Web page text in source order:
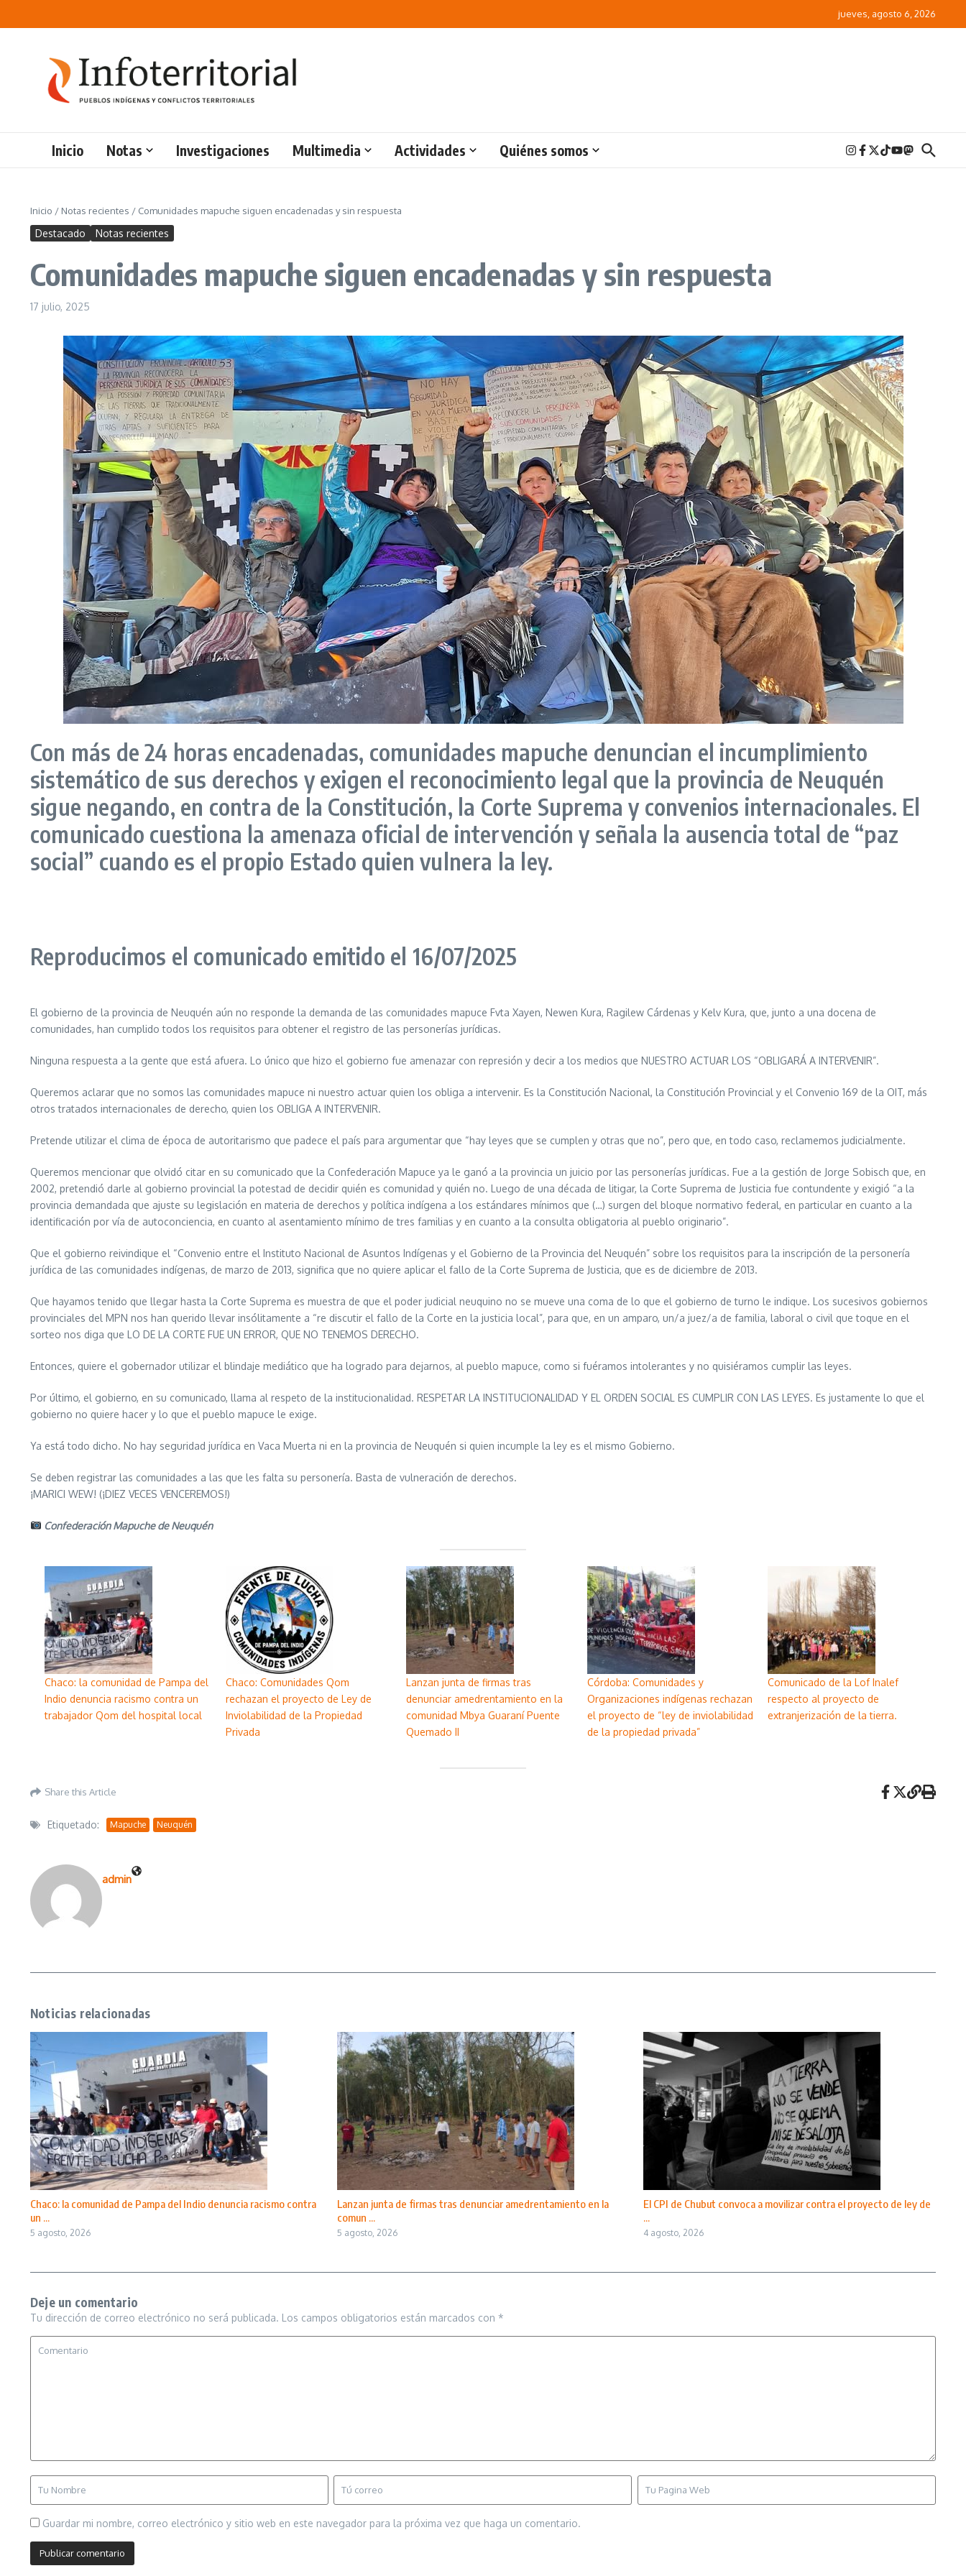
jueves, agosto 6, 2026
Inicio Notas Investigaciones Multimedia Actividades Quiénes somos
Inicio / Notas recientes / Comunidades mapuche siguen encadenadas y sin respuesta
Destacado Notas recientes
Comunidades mapuche siguen encadenadas y sin respuesta
17 julio, 2025
Con más de 24 horas encadenadas, comunidades mapuche denuncian el incumplimiento
sistemático de sus derechos y exigen el reconocimiento legal que la provincia de Neuquén
sigue negando, en contra de la Constitución, la Corte Suprema y convenios internacionales. El
comunicado cuestiona la amenaza oficial de intervención y señala la ausencia total de “paz
social” cuando es el propio Estado quien vulnera la ley.
Reproducimos el comunicado emitido el 16/07/2025
El gobierno de la provincia de Neuquén aún no responde la demanda de las comunidades mapuce Fvta Xayen, Newen Kura, Ragilew Cárdenas y Kelv Kura, que, junto a una docena de
comunidades, han cumplido todos los requisitos para obtener el registro de las personerías jurídicas.
Ninguna respuesta a la gente que está afuera. Lo único que hizo el gobierno fue amenazar con represión y decir a los medios que NUESTRO ACTUAR LOS “OBLIGARÁ A INTERVENIR”.
Queremos aclarar que no somos las comunidades mapuce ni nuestro actuar quien los obliga a intervenir. Es la Constitución Nacional, la Constitución Provincial y el Convenio 169 de la OIT, más
otros tratados internacionales de derecho, quien los OBLIGA A INTERVENIR.
Pretende utilizar el clima de época de autoritarismo que padece el país para argumentar que “hay leyes que se cumplen y otras que no”, pero que, en todo caso, reclamemos judicialmente.
Queremos mencionar que olvidó citar en su comunicado que la Confederación Mapuce ya le ganó a la provincia un juicio por las personerías jurídicas. Fue a la gestión de Jorge Sobisch que, en
2002, pretendió darle al gobierno provincial la potestad de decidir quién es comunidad y quién no. Luego de una década de litigar, la Corte Suprema de Justicia fue contundente y exigió “a la
provincia demandada que ajuste su legislación en materia de derechos y política indígena a los estándares mínimos que (…) surgen del bloque normativo federal, en particular en cuanto a la
identificación por vía de autoconciencia, en cuanto al asentamiento mínimo de tres familias y en cuanto a la consulta obligatoria al pueblo originario”.
Que el gobierno reivindique el “Convenio entre el Instituto Nacional de Asuntos Indígenas y el Gobierno de la Provincia del Neuquén” sobre los requisitos para la inscripción de la personería
jurídica de las comunidades indígenas, de marzo de 2013, significa que no quiere aplicar el fallo de la Corte Suprema de Justicia, que es de diciembre de 2013.
Que hayamos tenido que llegar hasta la Corte Suprema es muestra de que el poder judicial neuquino no se mueve una coma de lo que el gobierno de turno le indique. Los sucesivos gobiernos
provinciales del MPN nos han querido llevar insólitamente a “re discutir el fallo de la Corte en la justicia local”, para que, en un amparo, un/a juez/a de familia, laboral o civil que toque en el
sorteo nos diga que LO DE LA CORTE FUE UN ERROR, QUE NO TENEMOS DERECHO.
Entonces, quiere el gobernador utilizar el blindaje mediático que ha logrado para dejarnos, al pueblo mapuce, como si fuéramos intolerantes y no quisiéramos cumplir las leyes.
Por último, el gobierno, en su comunicado, llama al respeto de la institucionalidad. RESPETAR LA INSTITUCIONALIDAD Y EL ORDEN SOCIAL ES CUMPLIR CON LAS LEYES. Es justamente lo que el
gobierno no quiere hacer y lo que el pueblo mapuce le exige.
Ya está todo dicho. No hay seguridad jurídica en Vaca Muerta ni en la provincia de Neuquén si quien incumple la ley es el mismo Gobierno.
Se deben registrar las comunidades a las que les falta su personería. Basta de vulneración de derechos.
¡MARICI WEW! (¡DIEZ VECES VENCEREMOS!)
Confederación Mapuche de Neuquén
Chaco: la comunidad de Pampa del
Indio denuncia racismo contra un
trabajador Qom del hospital local
Chaco: Comunidades Qom
rechazan el proyecto de Ley de
Inviolabilidad de la Propiedad
Privada
Lanzan junta de firmas tras
denunciar amedrentamiento en la
comunidad Mbya Guaraní Puente
Quemado II
Córdoba: Comunidades y
Organizaciones indígenas rechazan
el proyecto de “ley de inviolabilidad
de la propiedad privada”
Comunicado de la Lof Inalef
respecto al proyecto de
extranjerización de la tierra.
Share this Article
Etiquetado: Mapuche Neuquén
admin
Noticias relacionadas
Chaco: la comunidad de Pampa del Indio denuncia racismo contra
un ...
5 agosto, 2026
Lanzan junta de firmas tras denunciar amedrentamiento en la
comun ...
5 agosto, 2026
El CPI de Chubut convoca a movilizar contra el proyecto de ley de
...
4 agosto, 2026
Deje un comentario
Tu dirección de correo electrónico no será publicada. Los campos obligatorios están marcados con *
Guardar mi nombre, correo electrónico y sitio web en este navegador para la próxima vez que haga un comentario.